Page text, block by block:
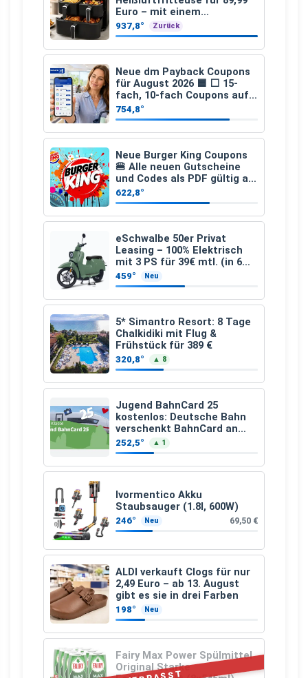
Euro – mit einem
besonderen Vorteil
937,8° Zurück
Neue dm Payback Coupons
für August 2026 🟦 ⬜ 15-
fach, 10-fach Coupons auf
den gesamten Einkauf ab 2
€
754,8°
Neue Burger King Coupons
🍔 Alle neuen Gutscheine
und Codes als PDF gültig ab
25.07.2026 bis 04.09.2026
622,8°
eSchwalbe 50er Privat
Leasing – 100% Elektrisch
mit 3 PS für 39€ mtl. (in 6
schicken Farben LF: 0.43, 36
Monate, Bereitstellung:
159,00 €, 2.500 km/Jahr)
459° Neu
5* Simantro Resort: 8 Tage
Chalkidiki mit Flug &
Frühstück für 389 €
320,8° ▲ 8
Jugend BahnCard 25
kostenlos: Deutsche Bahn
verschenkt BahnCard an
Kinder und Jugendliche
252,5° ▲ 1
Ivormentico Akku
Staubsauger (1.8l, 600W)
246° Neu 69,50 €
ALDI verkauft Clogs für nur
2,49 Euro – ab 13. August
gibt es sie in drei Farben
198° Neu
Fairy Max Power Spülmittel
Original Starke